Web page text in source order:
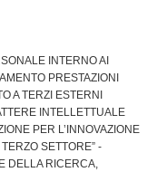
INTERNO AI
PRESTAZIONI
A TERZI ESTERNI
INTELLETTUALE
PER L’INNOVAZIONE
SETTORE” -
DELLA RICERCA,